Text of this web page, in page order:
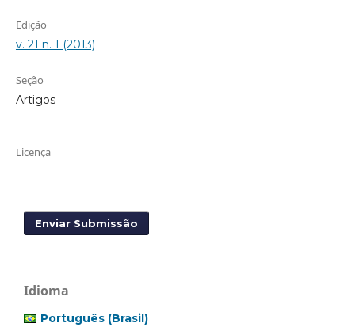
Edição
v. 21 n. 1 (2013)
Seção
Artigos
Licença
Enviar Submissão
Idioma
Português (Brasil)